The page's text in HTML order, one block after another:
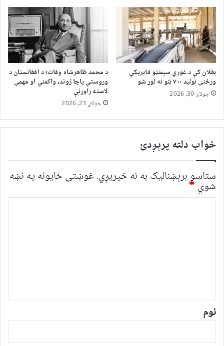
بغلان کې د غوري سیمنټو فابریکې
ورځنی تولید ۷۰۰ ټنو ته لوړ شو
جولای 30, 2026
د محمد ظاهرشاه وفات؛ د افغانستان د
وروستي پاچا ژوند، واکمني او مهمې
لاسته راوړنې
جولای 23, 2026
ځواب دلته پرېږدئ
ستاسو برېښناليک به نه خپريږي. غوښتى ځایونه په نښه
شوي *
*
نوم